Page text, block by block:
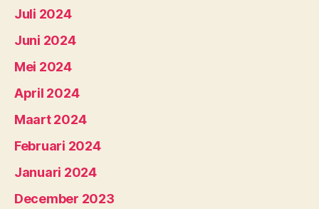
Juli 2024
Juni 2024
Mei 2024
April 2024
Maart 2024
Februari 2024
Januari 2024
December 2023